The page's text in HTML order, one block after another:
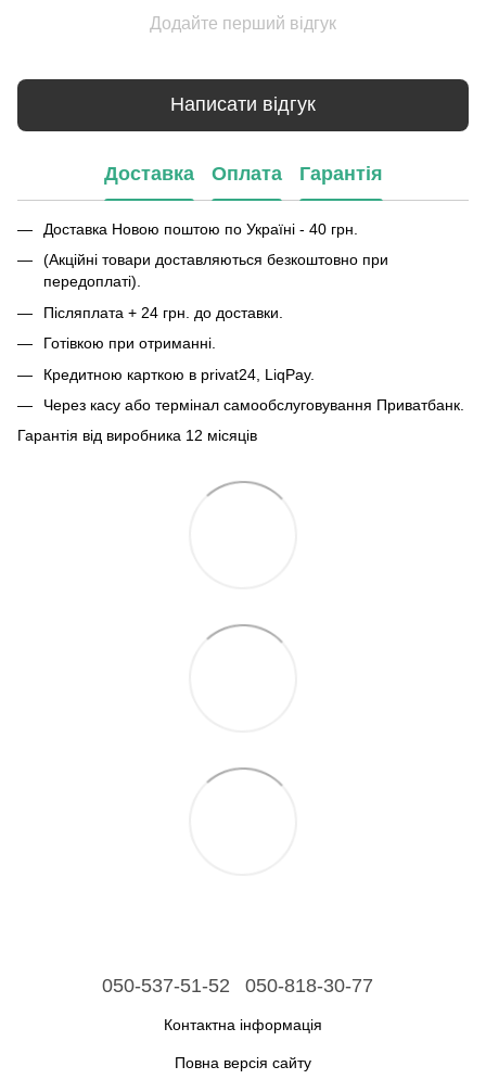
Додайте перший відгук
Написати відгук
Доставка Оплата Гарантія
Доставка Новою поштою по Україні - 40 грн.
(Акційні товари доставляються безкоштовно при
передоплаті).
Післяплата + 24 грн. до доставки.
Готівкою при отриманні.
Кредитною карткою в privat24, LiqPay.
Через касу або термінал самообслуговування Приватбанк.
Гарантія від виробника 12 місяців
050-537-51-52 050-818-30-77
Контактна інформація
Повна версія сайту